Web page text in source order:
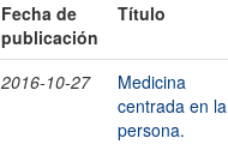
Fecha de
publicación
Título
2016-10-27
Medicina
centrada en la
persona.